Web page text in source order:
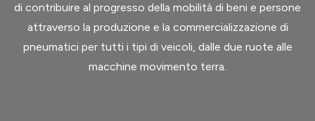
di contribuire al progresso della mobilità di beni e persone
attraverso la produzione e la commercializzazione di
pneumatici per tutti i tipi di veicoli, dalle due ruote alle
macchine movimento terra.